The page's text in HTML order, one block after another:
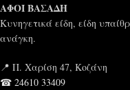
ΑΦΟΙ ΒΑΣΑΔΗ
Κυνηγετικά είδη, είδη
ανάγκη.
📍 Π. Χαρίση 47, Κοζάνη
☎ 24610 33409